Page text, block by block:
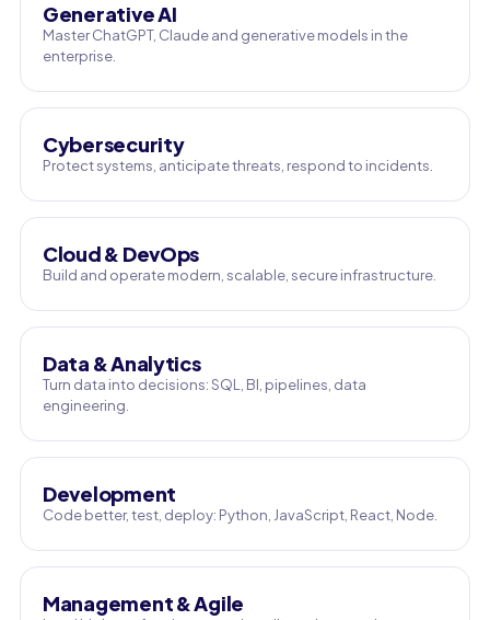
Generative AI
Master ChatGPT, Claude and generative models in the
enterprise.
Cybersecurity
Protect systems, anticipate threats, respond to incidents.
Cloud & DevOps
Build and operate modern, scalable, secure infrastructure.
Data & Analytics
Turn data into decisions: SQL, BI, pipelines, data
engineering.
Development
Code better, test, deploy: Python, JavaScript, React, Node.
Management & Agile